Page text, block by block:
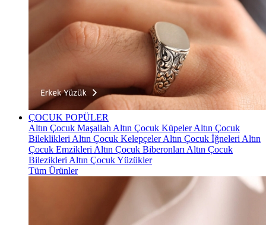
ÇOCUK POPÜLER
Altın Çocuk Maşallah Altın Çocuk KüpelerAltın Çocuk
Bileklikleri Altın Çocuk KelepçelerAltın Çocuk İğneleri Altın
Çocuk Emzikleri Altın Çocuk Biberonları Altın Çocuk
Bilezikleri Altın Çocuk Yüzükler
Tüm Ürünler